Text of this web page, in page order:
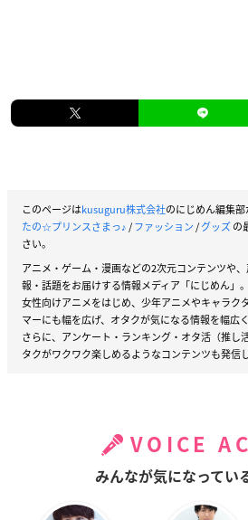
このページはkusuguru株式会社のにじめん編集部
たの☆プリンスさまっ♪/ファッション/グッズの
さい。
アニメ・ゲーム・漫画などの2次元コンテンツや
報・話題をお届けする情報メディア「にじめん」。
女性向けアニメをはじめ、少年アニメやキャラク
マーにも幅を広げ、オタクが気になる情報を幅広
さらに、アンケート・ランキング・オタ活（推し
タクがワクワク楽しめるようなコンテンツも発信
VOICE
みんなが気になってい